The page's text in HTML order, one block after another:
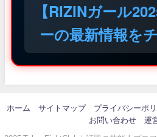
【RIZINガール
ーの最新情報を
ホーム サイトマップ プライバシーポ
お問い合わせ
運